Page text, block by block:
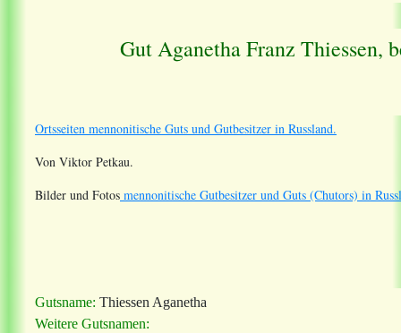
Gut Aganetha Franz Thiessen,
Ortsseiten mennonitische Guts und Gutbesitzer in Russland.
Von Viktor Petkau.
Bilder und Fotos mennonitische Gutbesitzer und Guts (Chutors) in
Gutsname: Thiessen Aganetha
Weitere Gutsnamen: